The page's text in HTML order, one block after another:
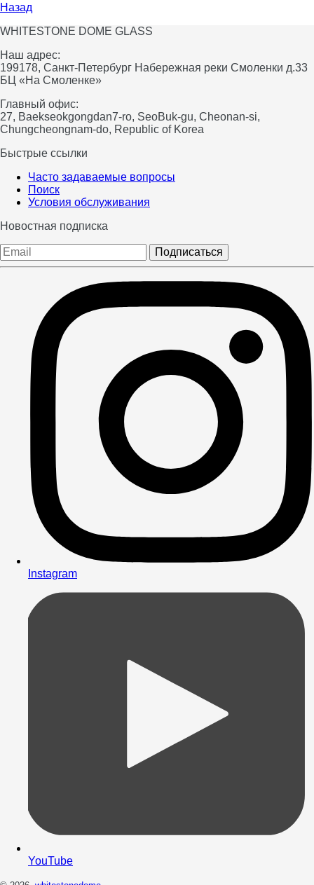
Назад
WHITESTONE DOME GLASS
Наш адрес:
199178, Санкт-Петербург Набережная реки Смоленки д.33
БЦ «На Смоленке»
Главный офис:
27, Baekseokgongdan7-ro, SeoBuk-gu, Cheonan-si,
Chungcheongnam-do, Republic of Korea
Быстрые ссылки
Часто задаваемые вопросы
Поиск
Условия обслуживания
Новостная подписка
Подписаться
Instagram
YouTube